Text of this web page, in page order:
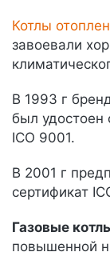
Котлы
завоевали
В 1993 г
был удостоен
ICO 9001.
В 2001 г
сертификат
Газовые
повышенной